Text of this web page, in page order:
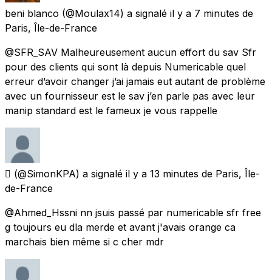
beni blanco (@Moulax14) a signalé il y a 7 minutes de
Paris, Île-de-France
@SFR_SAV Malheureusement aucun effort du sav Sfr
pour des clients qui sont là depuis Numericable quel
erreur d’avoir changer j’ai jamais eut autant de problème
avec un fournisseur est le sav j’en parle pas avec leur
manip standard est le fameux je vous rappelle
‏ً (@SimonKPA) a signalé il y a 13 minutes de Paris, Île-
de-France
@Ahmed_Hssni nn jsuis passé par numericable sfr free
g toujours eu dla merde et avant j'avais orange ca
marchais bien même si c cher mdr